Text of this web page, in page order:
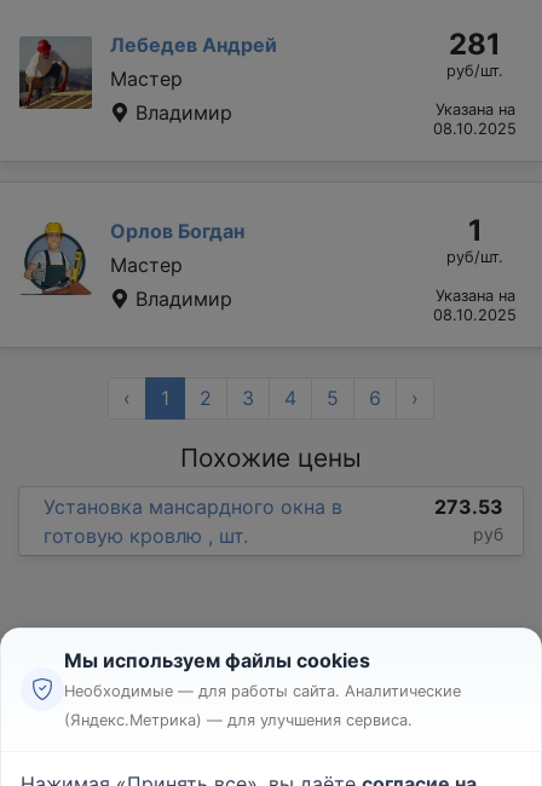
Лебедев Андрей
Мастер
Владимир
281
руб/шт.
Указана на
08.10.2025
Орлов Богдан
Мастер
Владимир
1
руб/шт.
Указана на
08.10.2025
‹ 1 2 3 4 5 6 ›
Похожие цены
Установка мансардного окна в
готовую кровлю , шт.
273.53
руб
Реклама
Мы используем файлы cookies
Необходимые — для работы сайта. Аналитические
(Яндекс.Метрика) — для улучшения сервиса.